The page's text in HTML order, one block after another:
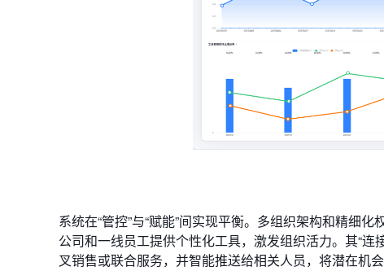
系统在“管控”与“赋能”间实现平衡。多组织架构和精细
公司和一线员工提供个性化工具，激发组织活力。其“
叉销售或联合服务，并智能推送给相关人员，将潜在机